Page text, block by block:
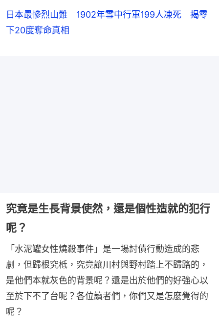
日本最慘烈山難 1902年雪中行軍199人凍死 揭零
下20度奪命真相
究竟是生長背景使然，還是個性造就的犯行
呢？
「水泥罐女性燒殺事件」是一場討債行動造成的悲
劇，但歸根究柢，究竟讓川村與野村踏上不歸路的，
是他們本就灰色的背景呢？還是出於他們的好強心以
至於下不了台呢？各位讀者們，你們又是怎麼覺得的
呢？